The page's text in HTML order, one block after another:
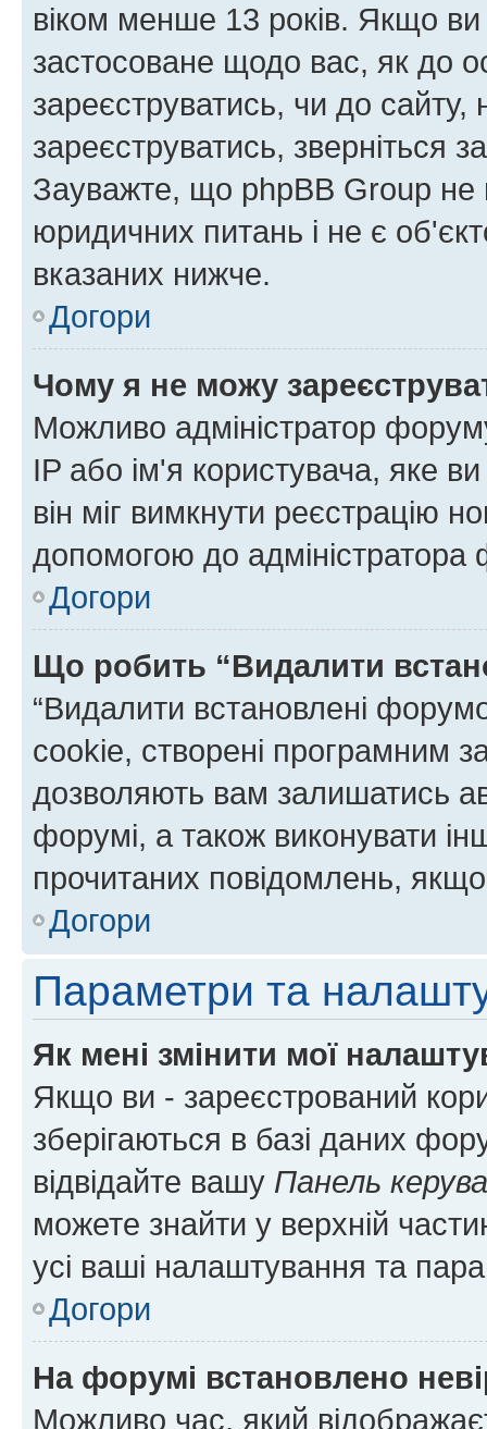
віком менше 13 років. Якщо
застосоване щодо вас, як до
зареєструватись, чи до
зареєструватись, зверніться
Зауважте, що phpBB Group не
юридичних питань і не є
вказаних нижче.
Догори
Чому я не можу
Можливо адміністратор
IP або ім'я користувача, яке
він міг вимкнути реєстрацію
допомогою до адміністратора
Догори
Що робить “Видалити
“Видалити встановлені
cookie, створені програмним
дозволяють вам залишатись
форумі, а також виконувати
прочитаних повідомлень,
Догори
Параметри та
Як мені змінити мої
Якщо ви - зареєстрований
зберігаються в базі даних
відвідайте вашу Панель
можете знайти у верхній
усі ваші налаштування та
Догори
На форумі встановлено
Можливо час, який